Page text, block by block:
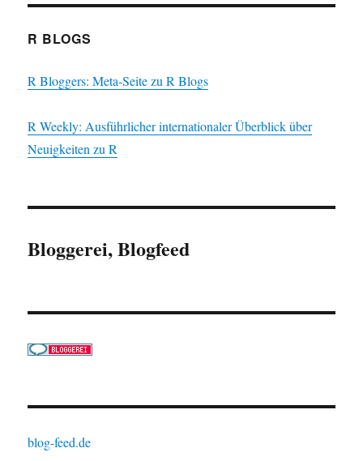
R BLOGS
R Bloggers: Meta-Seite zu R Blogs
R Weekly: Ausführlicher internationaler Überblick über
Neuigkeiten zu R
Bloggerei, Blogfeed
blog-feed.de